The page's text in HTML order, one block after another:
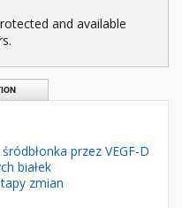
and available
przez VEGF-D
białek
zmian